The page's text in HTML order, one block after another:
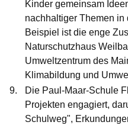
Kinder gemeinsam
nachhaltiger Themen
Beispiel ist die enge
Naturschutzhaus
Umweltzentrum des
Klimabildung und
Die Paul-Maar-Schule
Projekten engagiert,
Schulweg",